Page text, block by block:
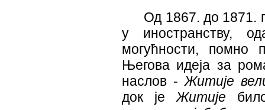
Од 1867. до 1871.
у иностранству,
могућности, помно
Његова идеја за
наслов - Житије
док је Житије